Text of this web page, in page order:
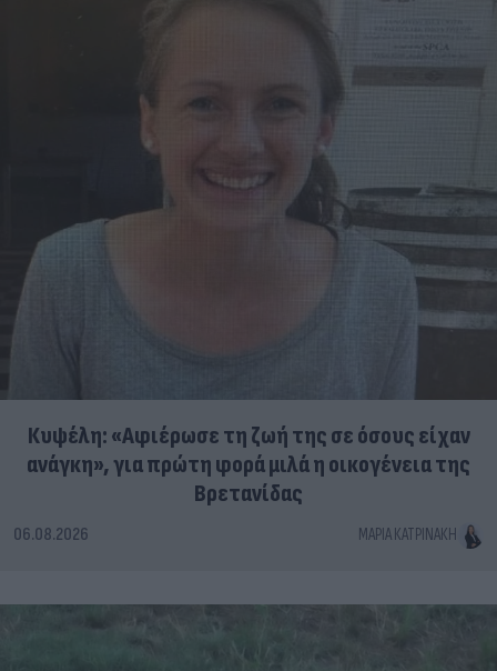
Κυψέλη: «Αφιέρωσε τη ζωή της σε όσους είχαν
ανάγκη», για πρώτη φορά μιλά η οικογένεια της
Βρετανίδας
06.08.2026 ΜΑΡΊΑ ΚΑΤΡΙΝΆΚΗ